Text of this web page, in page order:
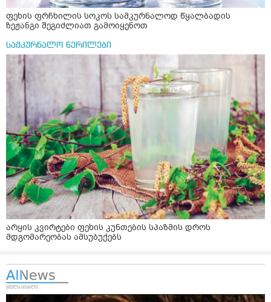
ფეხის ფრჩხილის სოკოს სამკურნალოდ წყალბადის
ზეჟანგი შეგიძლიათ გამოიყენოთ
სამკურნალო წერილები
არყის კვირტები ფეხის კუნთების სპაზმის დროს
მდგომარეობას ამსუბუქებს